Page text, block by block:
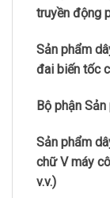
truyền động
Sản phẩm
đai biến tốc
Bộ phận
Sản phẩm
chữ V máy
v.v.)